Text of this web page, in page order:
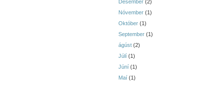
Desember (2)
Nóvember (1)
Október (1)
September (1)
ágúst (2)
Júlí (1)
Júní (1)
Maí (1)